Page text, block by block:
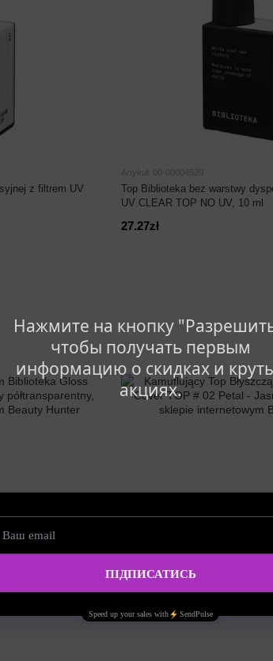
Нажмите на кнопку
чтобы получать первым
информацию о скидках и
акциях.
z filtrem UV
Artykuł: 00-00004520
Top Biblioteka bez warstwy
UV CLEAR TOP NO UV, 10 ml
27.27zł
Gloss Cover
10 ml
Kamuflujący Top Błyszczący